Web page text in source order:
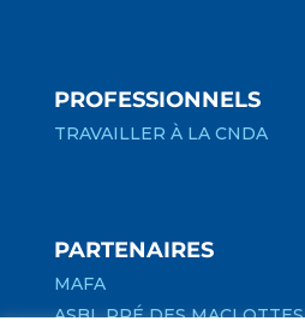
PROFESSIONNELS
TRAVAILLER À LA CNDA
PARTENAIRES
MAFA
ASBL PRÉ DES MACLOTTES